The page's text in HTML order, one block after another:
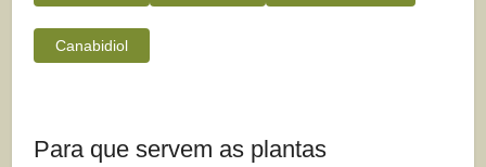
Canabidiol
Para que servem as plantas